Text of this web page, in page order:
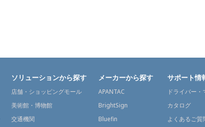
ソリューションから探す
店舗・ショッピングモール
美術館・博物館
交通機関
メーカーから探す
APANTAC
BrightSign
Bluefin
サポート情
ドライバー
カタログ
よくあるご質